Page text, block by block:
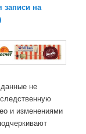
записи на
не
и изменениями